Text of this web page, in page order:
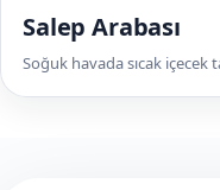
Salep Arabası
Soğuk havada sıcak içecek